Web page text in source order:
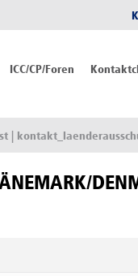
ICC/CP/Foren
|